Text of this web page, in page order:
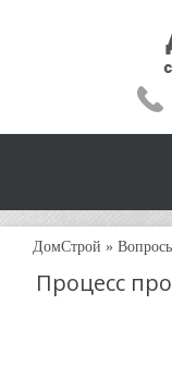
ДомСтрой »
Процесс